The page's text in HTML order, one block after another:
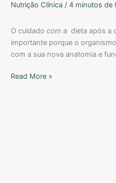
Nutrição Clínica /4 minutos de
O cuidado com a dieta após a
importante porque o
com a sua nova anatomia e
Read More »